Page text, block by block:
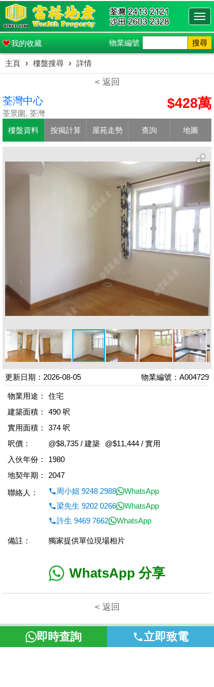
我的收藏 物業編號 搜尋
主頁 › 樓盤搜尋 › 詳情
< 返回
荃灣中心
荃景圍, 荃灣
$428萬
樓盤資料 按揭計算 屋苑走勢 查詢 地圖
更新日期：2026-08-05 物業編號：A004729
物業用途：
住宅
建築面積：
490 呎
實用面積：
374 呎
呎價：
@$8,735 / 建築
@$11,444 / 實用
入伙年份：
1980
地契年期：
2047
聯絡人：
周小姐 9248 2988
WhatsApp
梁先生 9202 0266
WhatsApp
許生 9469 7662
WhatsApp
備註： 獨家提供單位現場相片
WhatsApp 分享
< 返回
即時查詢 立即致電
本網頁所提供資料僅作參考用途。若因錯漏而引致任何不便或損
失，富裕地產概不負責。